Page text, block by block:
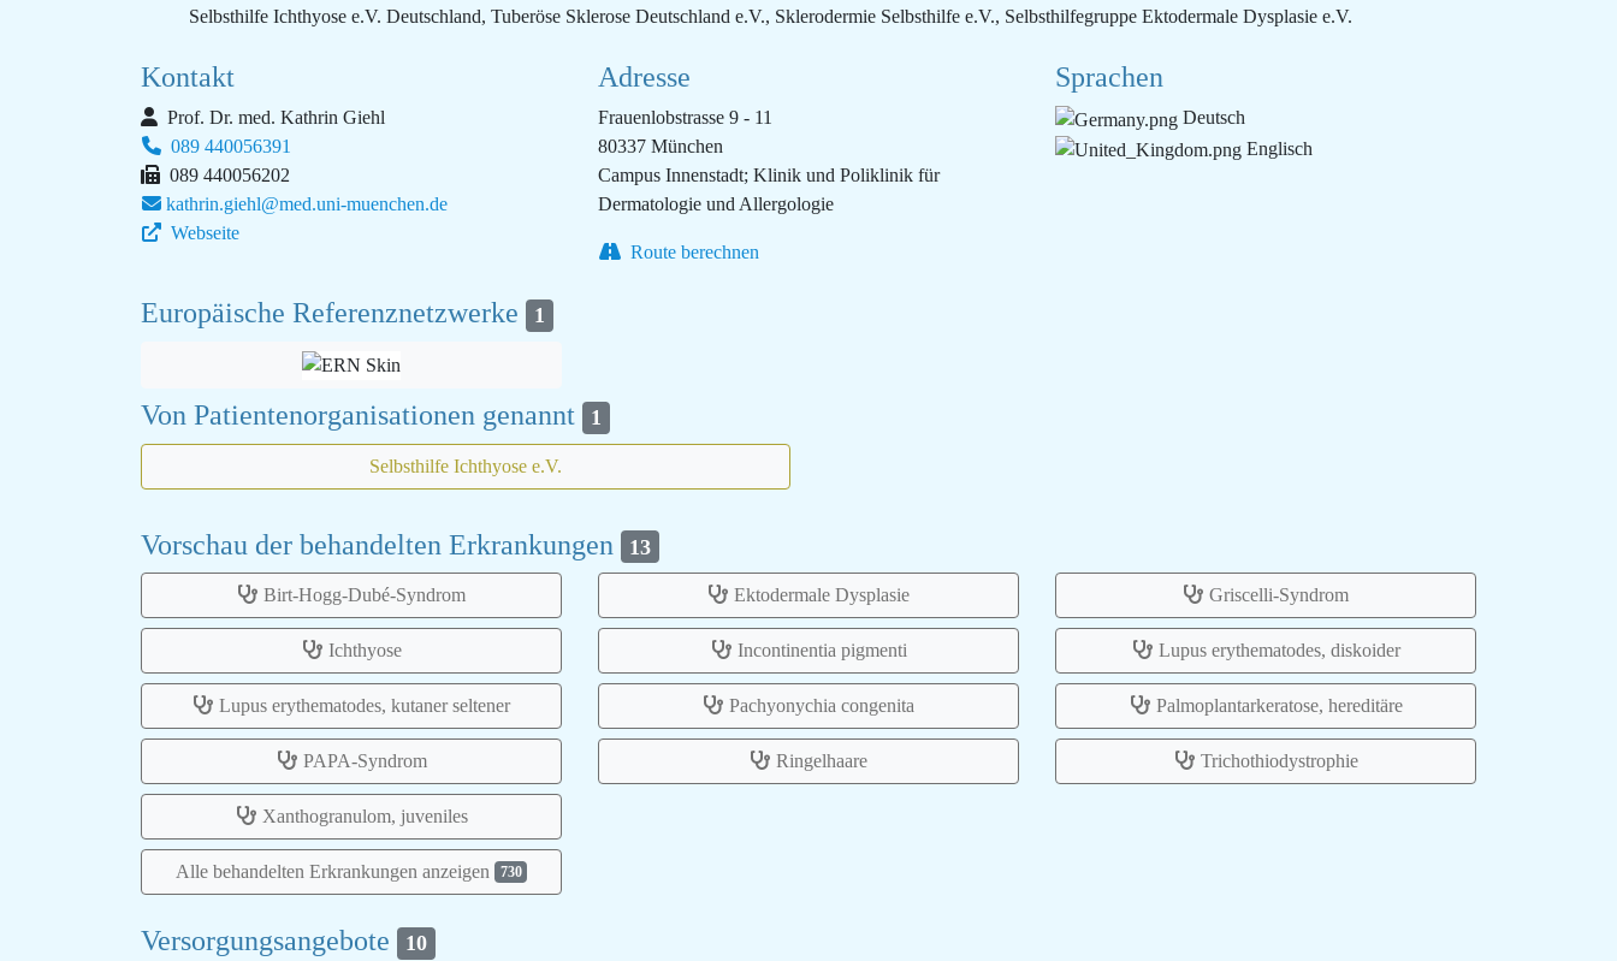
Selbsthilfe Ichthyose e.V. Deutschland, Tuberöse Sklerose Deutschland e.V., Sklerodermie Selbsthilfe e.V., Selbsthilfegruppe Ektodermale Dysplasie e.V.
Kontakt
Prof. Dr. med. Kathrin Giehl
089 440056391
089 440056202
kathrin.giehl@med.uni-muenchen.de
Webseite
Adresse
Frauenlobstrasse 9 - 11
80337 München
Campus Innenstadt; Klinik und Poliklinik für
Dermatologie und Allergologie
Route berechnen
Sprachen
Deutsch
Englisch
Europäische Referenznetzwerke 1
Von Patientenorganisationen genannt 1
Selbsthilfe Ichthyose e.V.
Vorschau der behandelten Erkrankungen 13
Birt-Hogg-Dubé-Syndrom Ektodermale Dysplasie Griscelli-Syndrom
Ichthyose Incontinentia pigmenti Lupus erythematodes, diskoider
Lupus erythematodes, kutaner seltener Pachyonychia congenita Palmoplantarkeratose, hereditäre
PAPA-Syndrom Ringelhaare Trichothiodystrophie
Xanthogranulom, juveniles
Alle behandelten Erkrankungen anzeigen 730
Versorgungsangebote 10